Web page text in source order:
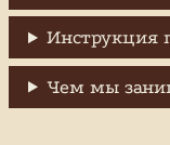
Инструкция
Чем мы